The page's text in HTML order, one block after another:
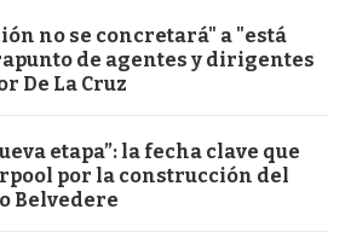
no se concretará" a "está
de agentes y dirigentes
De La Cruz
etapa”: la fecha clave que
por la construcción del
Belvedere